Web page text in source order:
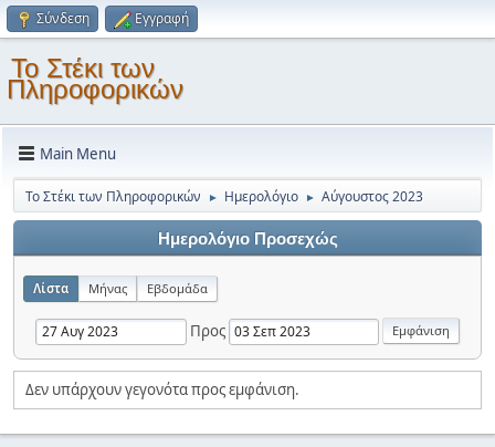
Σύνδεση Εγγραφή
Το Στέκι των
Πληροφορικών
Main Menu
Το Στέκι των Πληροφορικών ► Ημερολόγιο ► Αύγουστος 2023
Ημερολόγιο Προσεχώς
Λίστα Μήνας Εβδομάδα
Προς
Δεν υπάρχουν γεγονότα προς εμφάνιση.